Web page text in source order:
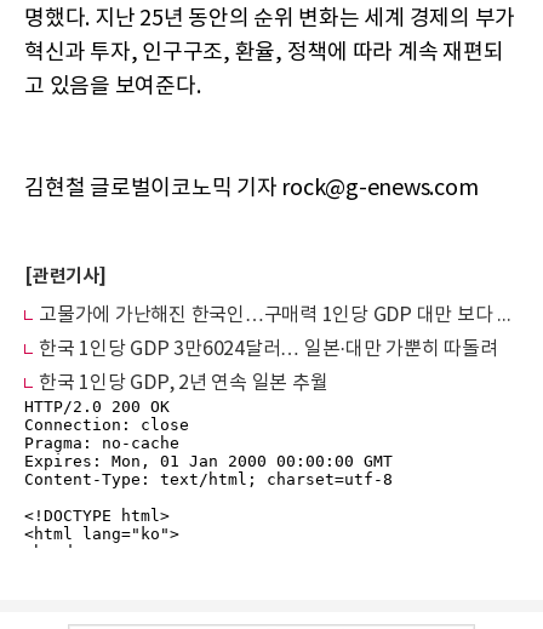
명했다. 지난 25년 동안의 순위 변화는 세계 경제의 부가
혁신과 투자, 인구구조, 환율, 정책에 따라 계속 재편되
고 있음을 보여준다.
김현철 글로벌이코노믹 기자 rock@g-enews.com
[관련기사]
고물가에 가난해진 한국인…구매력 1인당 GDP 대만 보다 2만달러 낮아
한국 1인당 GDP 3만6024달러… 일본·대만 가뿐히 따돌려
한국 1인당 GDP, 2년 연속 일본 추월